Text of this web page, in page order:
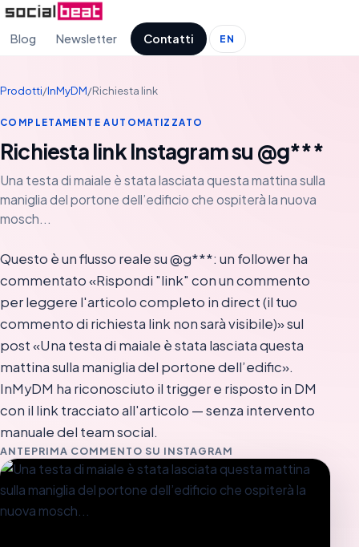
Blog Newsletter Contatti EN
Prodotti/InMyDM/Richiesta link
COMPLETAMENTE AUTOMATIZZATO
Richiesta link Instagram su @g***
Una testa di maiale è stata lasciata questa mattina sulla
maniglia del portone dell’edificio che ospiterà la nuova
mosch...
Questo è un flusso reale su @g***: un follower ha
commentato «Rispondi "link" con un commento
per leggere l'articolo completo in direct (il tuo
commento di richiesta link non sarà visibile)» sul
post «Una testa di maiale è stata lasciata questa
mattina sulla maniglia del portone dell’edific».
InMyDM ha riconosciuto il trigger e risposto in DM
con il link tracciato all'articolo — senza intervento
manuale del team social.
ANTEPRIMA COMMENTO SU INSTAGRAM